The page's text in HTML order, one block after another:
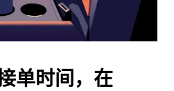
单时间，在